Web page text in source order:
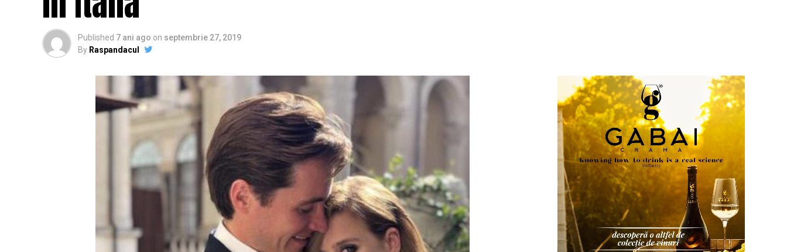
Published 7 ani ago on septembrie 27, 2019
By Raspandacul